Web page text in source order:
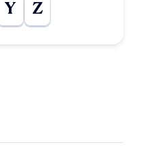
Y Z